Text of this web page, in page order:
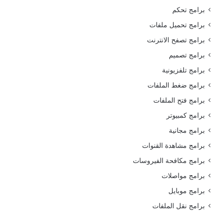
برامج تحكم
برامج تحميل ملفات
برامج تصفح الانترنت
برامج تصميم
برامج تلفزيونية
برامج ضغط الملفات
برامج فتح الملفات
برامج كمبيوتر
برامج مجانية
برامج مشاهدة القنوات
برامج مكافحة الفيروسات
برامج مواصلات
برامج موبايل
برامج نقل الملفات